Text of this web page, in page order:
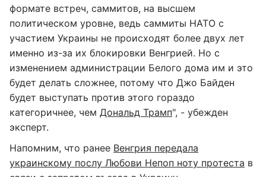
формате встреч, саммитов, на высшем
политическом уровне, ведь саммиты НАТО с
участием Украины не происходят более двух лет
именно из-за их блокировки Венгрией. Но с
изменением администрации Белого дома им и это
будет делать сложнее, потому что Джо Байден
будет выступать против этого гораздо
категоричнее, чем Дональд Трамп", - убежден
эксперт.
Напомним, что ранее Венгрия передала
украинскому послу Любови Непоп ноту протеста в